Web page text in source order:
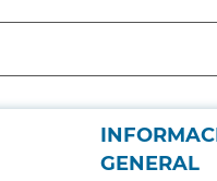
GENERAL